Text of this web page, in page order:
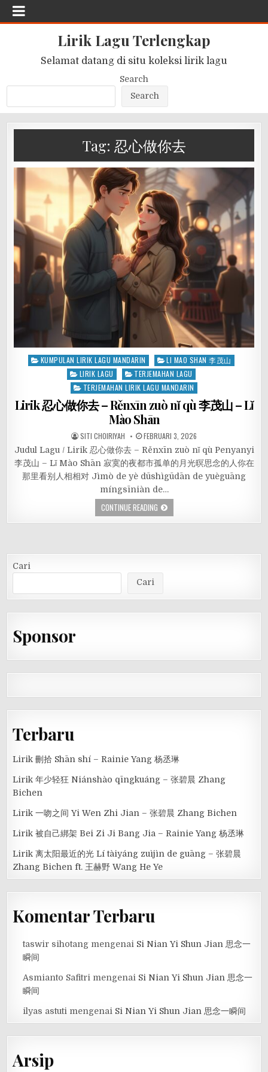
Lirik Lagu Terlengkap
Selamat datang di situ koleksi lirik lagu
Search
Search
Tag: 忍心做你去
Posted
KUMPULAN LIRIK LAGU MANDARIN
LI MAO SHAN 李茂山
LIRIK LAGU
TERJEMAHAN LAGU
TERJEMAHAN LIRIK LAGU MANDARIN
Lirik 忍心做你去 – Rěnxīn zuò nǐ qù 李茂山 – Lǐ
Mào Shān
SITI CHOIRIYAH FEBRUARI 3, 2026
Judul Lagu / Lirik 忍心做你去 – Rěnxīn zuò nǐ qù Penyanyi
李茂山 – Lǐ Mào Shān 寂寞的夜都市孤单的月光暝思念的人你在
那里看别人相相对 Jìmò de yè dūshìgūdān de yuèguāng
míngsīniàn de…
CONTINUE READING
Cari
Cari
Sponsor
Terbaru
Lirik 刪拾 Shān shí – Rainie Yang 杨丞琳
Lirik 年少轻狂 Niánshào qīngkuáng – 张碧晨 Zhang
Bichen
Lirik 一吻之间 Yi Wen Zhi Jian – 张碧晨 Zhang Bichen
Lirik 被自己綁架 Bei Zi Ji Bang Jia – Rainie Yang 杨丞琳
Lirik 离太阳最近的光 Lí tàiyáng zuìjìn de guāng – 张碧晨
Zhang Bichen ft. 王赫野 Wang He Ye
Komentar Terbaru
taswir sihotang mengenai Si Nian Yi Shun Jian 思念一
瞬间
Asmianto Safitri mengenai Si Nian Yi Shun Jian 思念一
瞬间
ilyas astuti mengenai Si Nian Yi Shun Jian 思念一瞬间
Arsip